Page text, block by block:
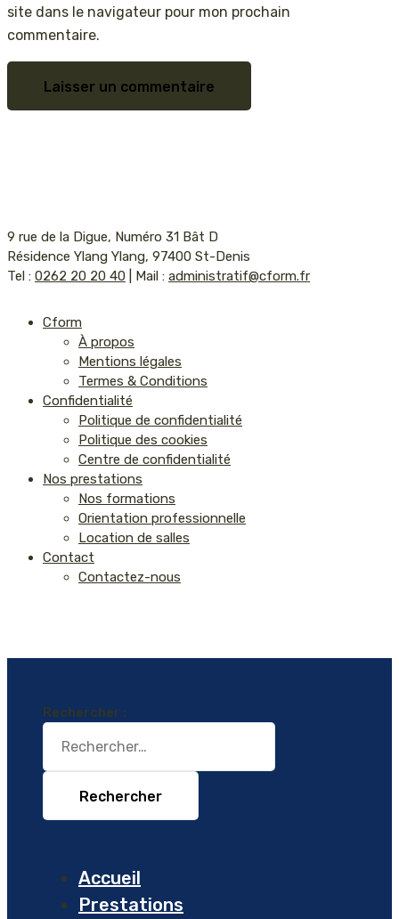
site dans le navigateur pour mon prochain
commentaire.
9 rue de la Digue, Numéro 31 Bât D
Résidence Ylang Ylang, 97400 St-Denis
Tel : 0262 20 20 40 | Mail : administratif@cform.fr
Cform
À propos
Mentions légales
Termes & Conditions
Confidentialité
Politique de confidentialité
Politique des cookies
Centre de confidentialité
Nos prestations
Nos formations
Orientation professionnelle
Location de salles
Contact
Contactez-nous
Rechercher :
Accueil
Prestations